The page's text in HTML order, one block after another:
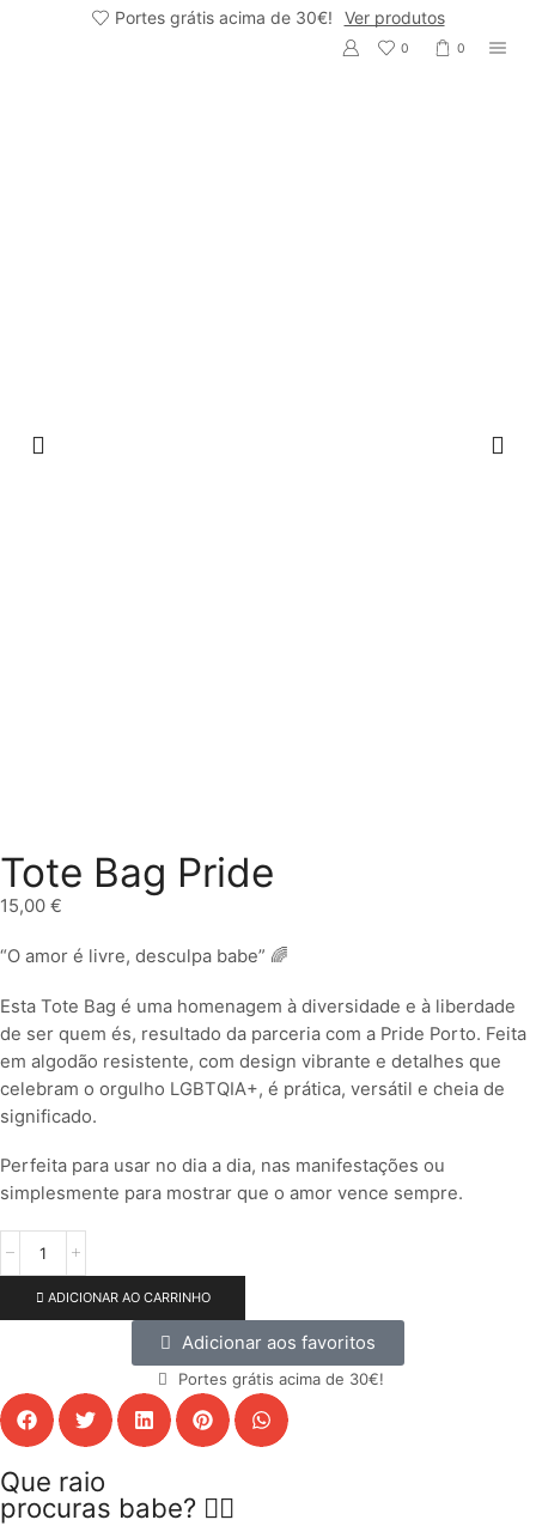
Portes grátis acima de 30€! Ver produtos
0 0
Tote Bag Pride
15,00 €
“O amor é livre, desculpa babe” 🌈
Esta Tote Bag é uma homenagem à diversidade e à liberdade
de ser quem és, resultado da parceria com a Pride Porto. Feita
em algodão resistente, com design vibrante e detalhes que
celebram o orgulho LGBTQIA+, é prática, versátil e cheia de
significado.
Perfeita para usar no dia a dia, nas manifestações ou
simplesmente para mostrar que o amor vence sempre.
ADICIONAR AO CARRINHO
Adicionar aos favoritos
Portes grátis acima de 30€!
Que raio
procuras babe? 😵‍💫